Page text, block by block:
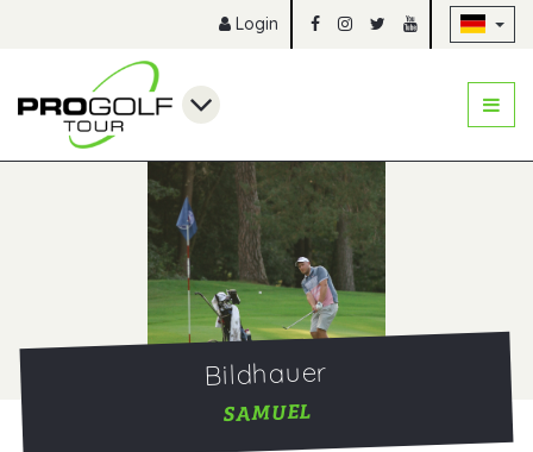
Login
Bildhauer
SAMUEL